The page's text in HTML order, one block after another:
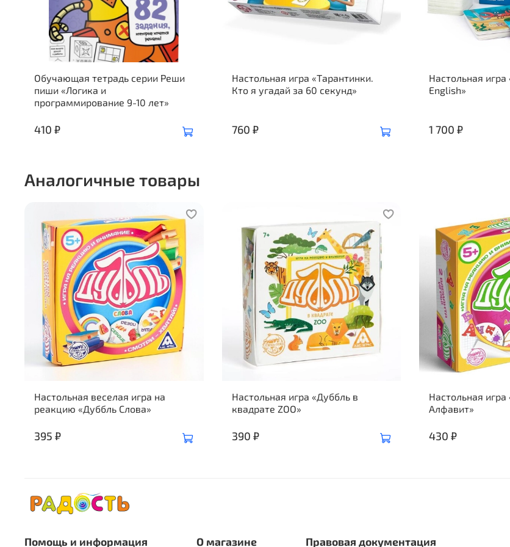
Обучающая тетрадь серии Реши
пиши «Логика и
программирование 9-10 лет»
410 ₽
Настольная игра «Тарантинки.
Кто я угадай за 60 секунд»
760 ₽
Настольная
English»
1 700 ₽
Аналогичные товары
Настольная веселая игра на
реакцию «Дуббль Слова»
395 ₽
Настольная игра «Дуббль в
квадрате ZOO»
390 ₽
Настольная игра
Алфавит»
430 ₽
Помощь и информация О магазине Правовая документация